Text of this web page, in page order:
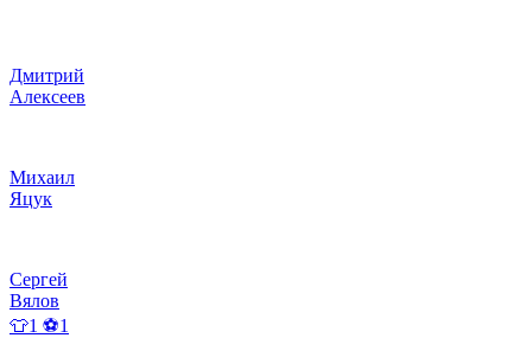
Дмитрий
Алексеев
Михаил
Яцук
Сергей
Вялов
👕1 ⚽1